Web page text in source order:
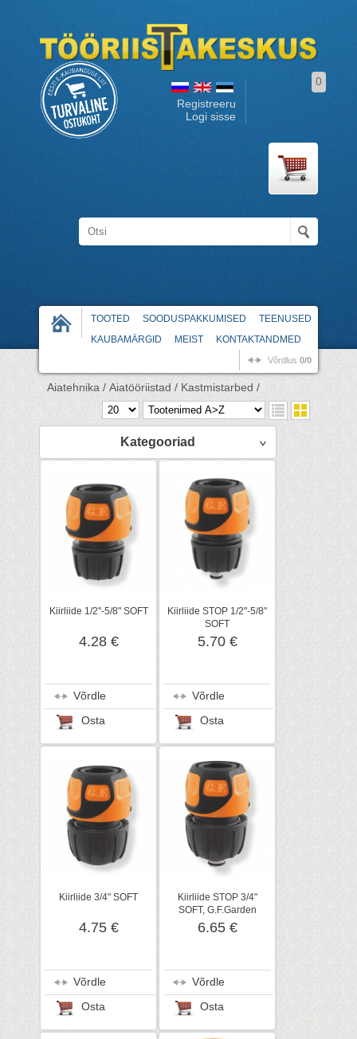
Registreeru
Logi sisse
0
TOOTED SOODUSPAKKUMISED
TEENUSED
KAUBAMÄRGID
MEIST KONTAKTANDMED
Võrdlus 0/0
Aiatehnika / Aiatööriistad / Kastmistarbed /
Kategooriad
Kiirliide 1/2"-5/8" SOFT
4.28 €
Võrdle
Osta
Kiirliide STOP 1/2"-5/8"
SOFT
5.70 €
Võrdle
Osta
Kiirliide 3/4" SOFT
4.75 €
Võrdle
Osta
Kiirliide STOP 3/4"
SOFT, G.F.Garden
6.65 €
Võrdle
Osta